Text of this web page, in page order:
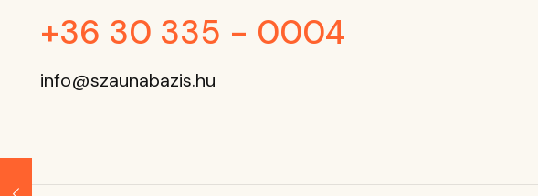
+36 30 335 - 0004
info@szaunabazis.hu